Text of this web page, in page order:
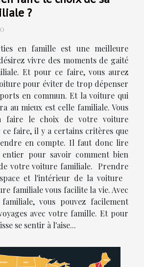
?
en famille est une meilleure
vivre des moments de gaité
Et pour ce faire, vous aurez
pour éviter de trop dépenser
en commun. Et la voiture qui
au mieux est celle familiale. Vous
faire le choix de votre voiture
ce faire, il y a certains critères que
en compte. Il faut donc lire
pour savoir comment bien
votre voiture familiale. Prendre
et l'intérieur de la voiture
familiale vous facilite la vie. Avec
vous pouvez facilement
avec votre famille. Et pour
se sentir à l'aise...